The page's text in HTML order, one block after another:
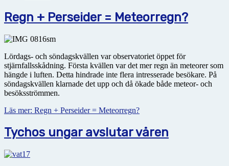
Regn + Perseider = Meteorregn?
Lördags- och söndagskvällen var observatoriet öppet för
stjärnfallsskådning. Första kvällen var det mer regn än meteorer som
hängde i luften. Detta hindrade inte flera intresserade besökare. På
söndagskvällen klarnade det upp och då ökade både meteor- och
besöksströmmen.
Läs mer: Regn + Perseider = Meteorregn?
Tychos ungar avslutar våren